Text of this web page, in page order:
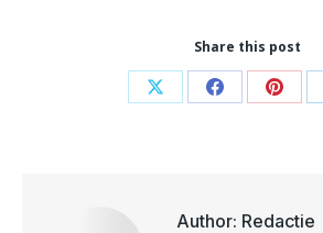
Share this post
Share Share Share
Author: Redactie